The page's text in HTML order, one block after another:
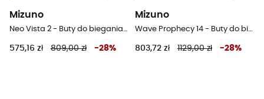
Mizuno
Neo Vista 2 - Buty do biegania meskie
575,16 zł 809,00 zł -28%
Mizuno
Wave Prophecy 14 - Buty do biegania
803,72 zł 1129,00 zł -28%